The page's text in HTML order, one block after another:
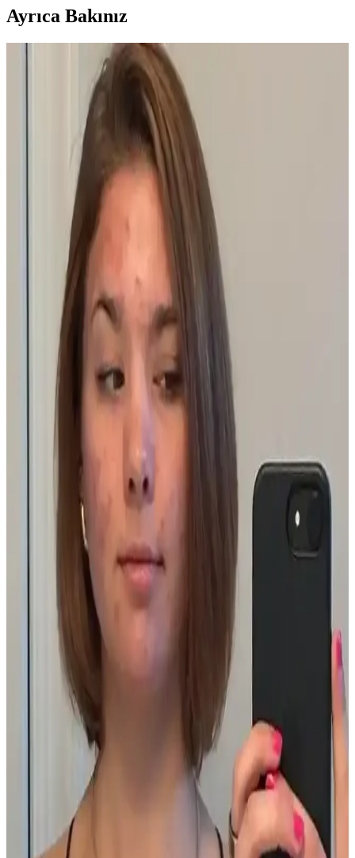
Ayrıca Bakınız
Yaşlı Ciltlerde Makyajın Kırışıklıklara Yerleşmesini
Önleme Yöntemleri ve Ürün Seçimi
Yaşlanma ile makyajın kırışıklıklara dolması kuru ciltlerde daha
belirgindir. Doğru nemlendirme, uygun ürün seçimi ve minimal
uygulama teknikleriyle bu sorun azaltılabilir.
Ağız Çevresinde Perioral Dermatit: Nedenleri,
Belirtileri ve Etkili Tedavi Yöntemleri
Perioral dermatit, ağız çevresinde kırmızı kabarcıklar ve
kızarıklıklarla kendini gösteren cilt rahatsızlığıdır. Nedenleri,
belirtileri ve dermatolog kontrolünde uygulanan tedavi yöntemleri
detaylıca ele alınmaktadır.
Asya Güzellik Ürünlerinde Yenilikçi ve Etkili Bakım
Seçenekleri
Asya güzellik ürünleri, gözden saça, cilt bakımından doğal
yöntemlere kadar yenilikçi ve etkili çözümler sunar. Geleneksel ve
modern ürünlerin birleşimi, farklı bakım ihtiyaçlarına hitap eder.
PCOS Kaynaklı Çene Tüyleri ve Cilt Sorunları:
Tedavi ve Bakım Yöntemleri
Polikistik Over Sendromu (PCOS) nedeniyle çene bölgesinde
oluşan kalın tüyler, batık kıllar ve cilt lekeleri için elektroloji, lazer
epilasyon ve uygun cilt bakımı yöntemleri detaylı şekilde ele
Gözenek Görünümünü Azaltmak İçin Asya Güzellik
Ürünleri ve Bakım Yöntemleri
Gözeneklerin görünümünü azaltmak için yağ kontrolü, nazik
temizleyiciler ve nemlendirme önemlidir. Retinoidler, BHA ve kil
maskeleri gibi Asya güzellik ürünleri düzenli kullanımda etkili
sonuçlar sunar.
Akne Ağrısını Azaltmak İçin Dermatolojik Tedavi ve
Etkili Bakım Yöntemleri
Akne ağrısını azaltmak için dermatolojik tedavi, uygun cilt bakımı
ve yaşam tarzı değişiklikleri önemlidir. Uzman kontrolünde
uygulanan yöntemler ağrılı aknelerin iyileşmesini sağlar.
Asya Güzellik Ürünleriyle Fondöten Altı Hazırlık ve
Pürüzsüz Makyaj Teknikleri
Asya güzellik ürünleriyle fondöten altına uygun güneş koruyucu,
nemlendirici ve primer seçimi makyajın pürüzsüz ve kalıcı olmasını
sağlar. Doğru uygulama ve cilt bakımı önemlidir.